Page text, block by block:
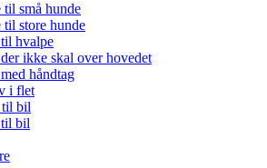
til små hunde
til store hunde
hvalpe
ikke skal over hovedet
håndtag
i flet
til bil
til bil